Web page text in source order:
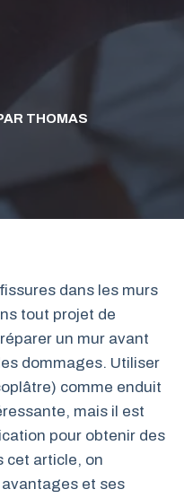
THOMAS
dans les murs
tout projet de
un mur avant
dommages. Utiliser
comme enduit
mais il est
pour obtenir des
cet article, on
et ses